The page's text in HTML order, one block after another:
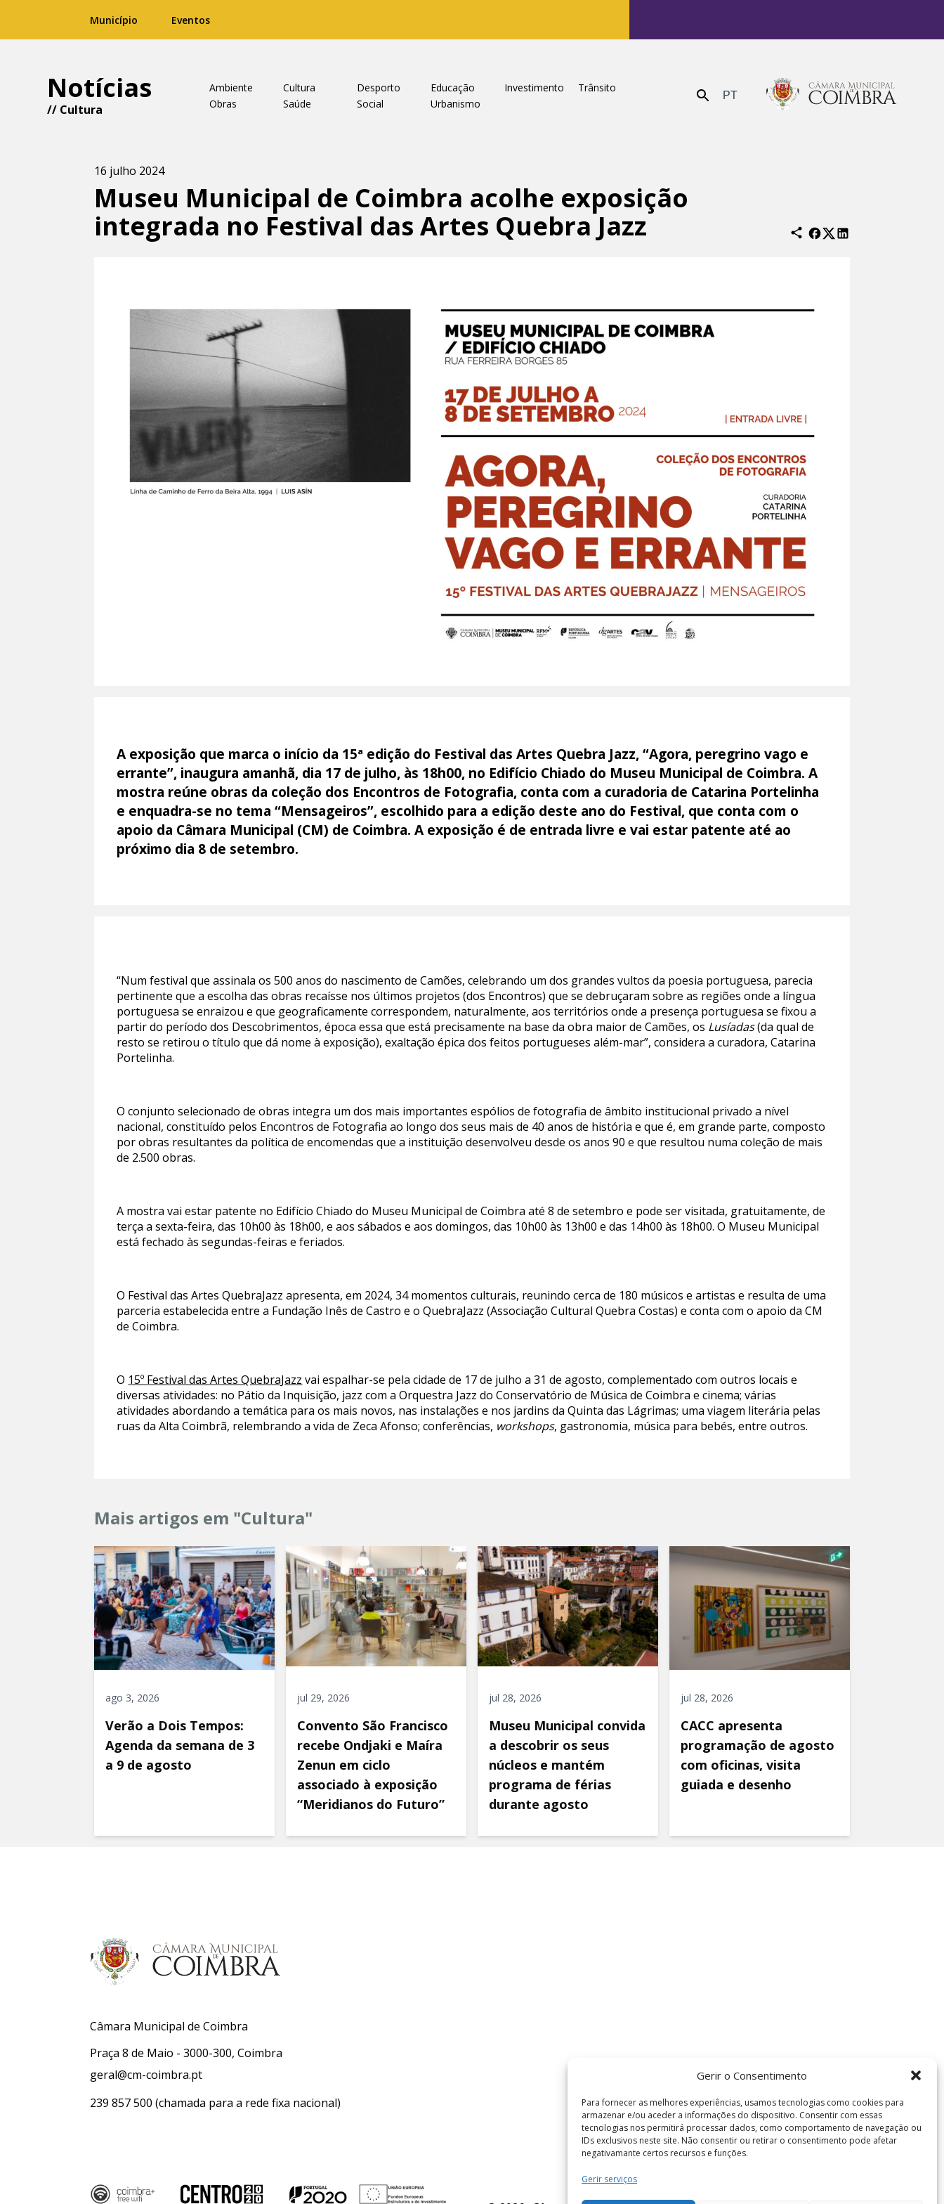
Gerir o Consentimento
Para fornecer as melhores experiências, usamos tecnologias como cookies para
armazenar e/ou aceder a informações do dispositivo. Consentir com essas
tecnologias nos permitirá processar dados, como comportamento de navegação ou
IDs exclusivos neste site. Não consentir ou retirar o consentimento pode afetar
negativamante certos recursos e funções.
Gerir serviços
Município Eventos
Notícias
// Cultura
Ambiente Cultura Desporto Educação Investimento
Trânsito
Obras
Saúde Social Urbanismo Enviar PT
16 julho 2024
Museu Municipal de Coimbra acolhe exposição
integrada no Festival das Artes Quebra Jazz
A exposição que marca o início da 15ª edição do Festival das Artes Quebra Jazz, “Agora, peregrino vago e
errante”, inaugura amanhã, dia 17 de julho, às 18h00, no Edifício Chiado do Museu Municipal de Coimbra. A
mostra reúne obras da coleção dos Encontros de Fotografia, conta com a curadoria de Catarina Portelinha
e enquadra-se no tema “Mensageiros”, escolhido para a edição deste ano do Festival, que conta com o
apoio da Câmara Municipal (CM) de Coimbra. A exposição é de entrada livre e vai estar patente até ao
próximo dia 8 de setembro.
“Num festival que assinala os 500 anos do nascimento de Camões, celebrando um dos grandes vultos da poesia portuguesa, parecia
pertinente que a escolha das obras recaísse nos últimos projetos (dos Encontros) que se debruçaram sobre as regiões onde a língua
portuguesa se enraizou e que geograficamente correspondem, naturalmente, aos territórios onde a presença portuguesa se fixou a
partir do período dos Descobrimentos, época essa que está precisamente na base da obra maior de Camões, os Lusíadas(da qual de
resto se retirou o título que dá nome à exposição), exaltação épica dos feitos portugueses além-mar”, considera a curadora, Catarina
Portelinha.
O conjunto selecionado de obras integra um dos mais importantes espólios de fotografia de âmbito institucional privado a nível
nacional, constituído pelos Encontros de Fotografia ao longo dos seus mais de 40 anos de história e que é, em grande parte, composto
por obras resultantes da política de encomendas que a instituição desenvolveu desde os anos 90 e que resultou numa coleção de mais
de 2.500 obras.
A mostra vai estar patente no Edifício Chiado do Museu Municipal de Coimbra até 8 de setembro e pode ser visitada, gratuitamente, de
terça a sexta-feira, das 10h00 às 18h00, e aos sábados e aos domingos, das 10h00 às 13h00 e das 14h00 às 18h00. O Museu Municipal
está fechado às segundas-feiras e feriados.
O Festival das Artes QuebraJazz apresenta, em 2024, 34 momentos culturais, reunindo cerca de 180 músicos e artistas e resulta de uma
parceria estabelecida entre a Fundação Inês de Castro e o QuebraJazz (Associação Cultural Quebra Costas) e conta com o apoio da CM
de Coimbra.
O 15º Festival das Artes QuebraJazz vai espalhar-se pela cidade de 17 de julho a 31 de agosto, complementado com outros locais e
diversas atividades: no Pátio da Inquisição, jazz com a Orquestra Jazz do Conservatório de Música de Coimbra e cinema; várias
atividades abordando a temática para os mais novos, nas instalações e nos jardins da Quinta das Lágrimas; uma viagem literária pelas
ruas da Alta Coimbrã, relembrando a vida de Zeca Afonso; conferências, workshops, gastronomia, música para bebés, entre outros.
Mais artigos em "Cultura"
ago 3, 2026
Verão a Dois Tempos:
Agenda da semana de 3
a 9 de agosto
jul 29, 2026
Convento São Francisco
recebe Ondjaki e Maíra
Zenun em ciclo
associado à exposição
“Meridianos do Futuro”
jul 28, 2026
Museu Municipal convida
a descobrir os seus
núcleos e mantém
programa de férias
durante agosto
jul 28, 2026
CACC apresenta
programação de agosto
com oficinas, visita
guiada e desenho
Câmara Municipal de Coimbra
Praça 8 de Maio - 3000-300, Coimbra
geral@cm-coimbra.pt
239 857 500 (chamada para a rede fixa nacional)